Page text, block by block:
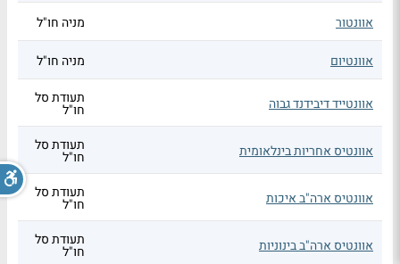
אוונטור מניה חו"ל
אוונטיום מניה חו"ל
אוונטייד דיבידנד גבוה תעודת סל
חו"ל
אוונטיס אחריות בינלאומית תעודת סל
חו"ל
אוונטיס ארה"ב איכות תעודת סל
חו"ל
אוונטיס ארה"ב בינוניות תעודת סל
חו"ל